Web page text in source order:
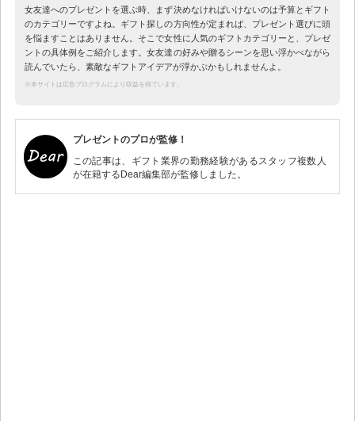
女友達へのプレゼントを選ぶ時、まず決めなければいけないのは予算とギフト
のカテゴリーですよね。ギフト探しの方向性が定まれば、プレゼント選びに頭
を悩ますことはありません。そこで女性に人気のギフトカテゴリーと、プレゼ
ントの具体例をご紹介します。女友達の好みや贈るシーンを思い浮かべながら
読んでいたら、素敵なギフトアイデアが浮かぶかもしれませんよ。
※本サイトは広告プログラムにより収益を得ています。
プレゼントのプロが監修！
この記事は、ギフト業界の勤務経験があるスタッフ複数人
が在籍するDear編集部が監修しました。